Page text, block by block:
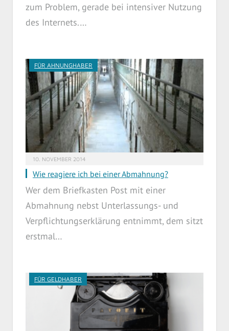
zum Problem, gerade bei intensiver Nutzung
des Internets.…
FÜR AHNUNGHABER
10. NOVEMBER 2014
Wie reagiere ich bei einer Abmahnung?
Wer dem Briefkasten Post mit einer
Abmahnung nebst Unterlassungs- und
Verpflichtungserklärung entnimmt, dem sitzt
erstmal…
FÜR GELDHABER